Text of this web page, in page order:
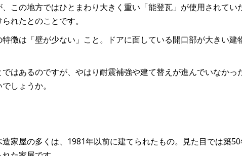
この地方ではひとまわり大きく重い「能登瓦」が使用されてい
れたとのことです。
徴は「壁が少ない」こと。ドアに面している開口部が大きい建
はあるのですが、やはり耐震補強や建て替えが進んでいなかっ
しょうか。
家屋の多くは、1981年以前に建てられたもの。見た目では築